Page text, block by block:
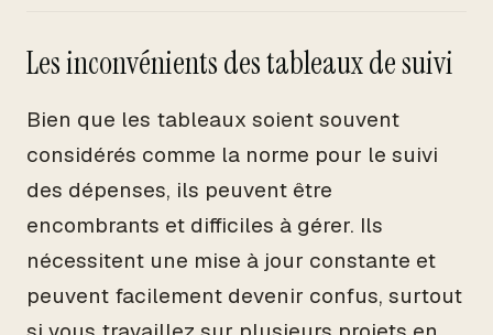
Les inconvénients des tableaux de suivi
Bien que les tableaux soient souvent
considérés comme la norme pour le suivi
des dépenses, ils peuvent être
encombrants et difficiles à gérer. Ils
nécessitent une mise à jour constante et
peuvent facilement devenir confus, surtout